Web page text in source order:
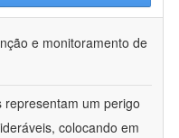
e monitoramento de
um perigo
colocando em